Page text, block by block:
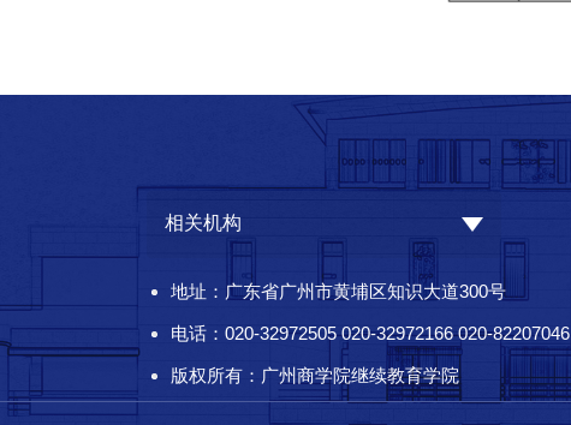
相关机构
地址：广东省广州市黄埔区知识大道300号
电话：020-32972505 020-32972166 020-82207046
版权所有：广州商学院继续教育学院